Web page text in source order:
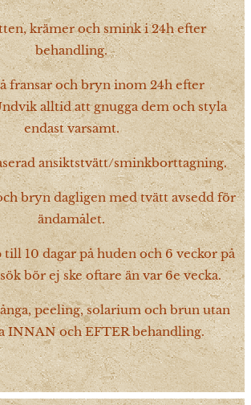
krämer och smink i 24h efter
behandling.
fransar och bryn inom 24h efter
alltid att gnugga dem och styla
endast varsamt.
ansiktstvätt/sminkborttagning.
bryn dagligen med tvätt avsedd för
ändamålet.
10 dagar på huden och 6 veckor på
bör ej ske oftare än var 6e vecka.
peeling, solarium och brun utan
INNAN och EFTER behandling.